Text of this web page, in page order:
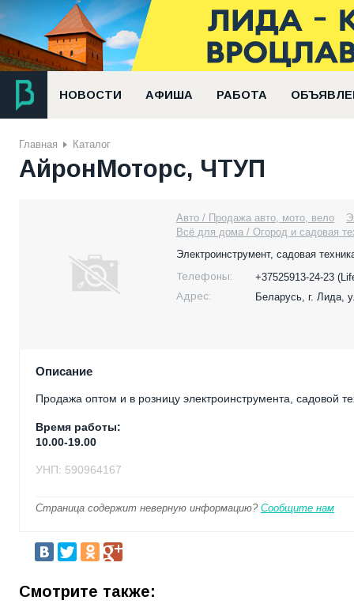
НОВОСТИ АФИША РАБОТА
Главная Каталог
АйронМоторс, ЧТУП
Авто / Продажа авто, мото, вело
Всё для дома / Огород и садовая
Электроинструмент, садовая
Телефоны:
+37525913-24-23
Адрес:
Беларусь, г. Лида,
Описание
Продажа оптом и в розницу электроинструмента, садовой
Время работы:
10.00-19.00
УНП: 590964167
Страница содержит неверную информацию? Сообщите нам
Смотрите также: